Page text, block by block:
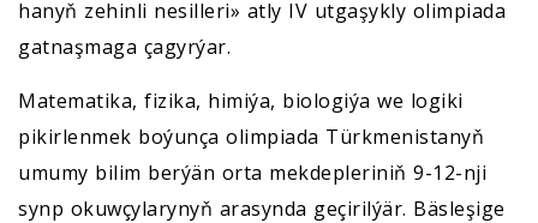
hanyň zehinli nesilleri» atly IV utgaşykly olimpiada
gatnaşmaga çagyrýar.
Matematika, fizika, himiýa, biologiýa we logiki
pikirlenmek boýunça olimpiada Türkmenistanyň
umumy bilim berýän orta mekdepleriniň 9-12-nji
synp okuwçylarynyň arasynda geçirilýär. Bäsleşige